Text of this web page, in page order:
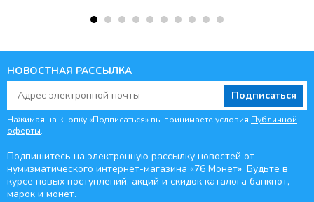
НОВОСТНАЯ РАССЫЛКА
Подписаться
Нажимая на кнопку «Подписаться» вы принимаете условия Публичной
оферты.
Подпишитесь на электронную рассылку новостей от
нумизматического интернет-магазина «76 Монет». Будьте в
курсе новых поступлений, акций и скидок каталога банкнот,
марок и монет.